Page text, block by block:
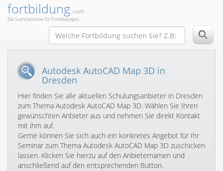
fortbildung.com
Die Suchmaschine für Fortbildungen
Autodesk AutoCAD Map 3D in
Dresden
Hier finden Sie alle aktuellen Schulungsanbieter in Dresden
zum Thema Autodesk AutoCAD Map 3D. Wählen Sie Ihren
gewünschten Anbieter aus und nehmen Sie direkt Kontakt
mit ihm auf.
Gerne können Sie sich auch ein konkretes Angebot für Ihr
Seminar zum Thema Autodesk AutoCAD Map 3D zuschicken
lassen. Klicken Sie hierzu auf den Anbieternamen und
anschließend auf den entsprechenden Button.